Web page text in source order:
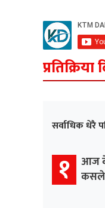
सर्वाधिक धेरै
१
आज
कसले